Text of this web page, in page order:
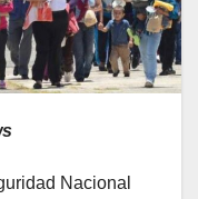
Nacional